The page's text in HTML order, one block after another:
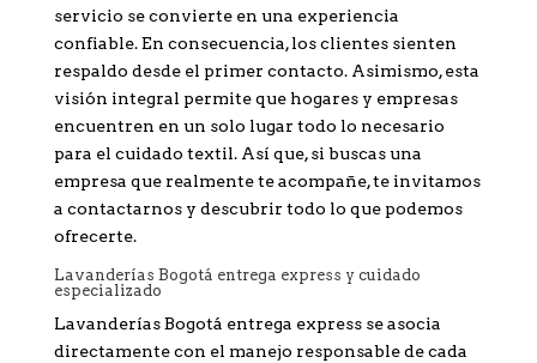
servicio se convierte en una experiencia
confiable. En consecuencia, los clientes sienten
respaldo desde el primer contacto. Asimismo, esta
visión integral permite que hogares y empresas
encuentren en un solo lugar todo lo necesario
para el cuidado textil. Así que, si buscas una
empresa que realmente te acompañe, te invitamos
a contactarnos y descubrir todo lo que podemos
ofrecerte.
Lavanderías Bogotá entrega express y cuidado
especializado
Lavanderías Bogotá entrega express se asocia
directamente con el manejo responsable de cada